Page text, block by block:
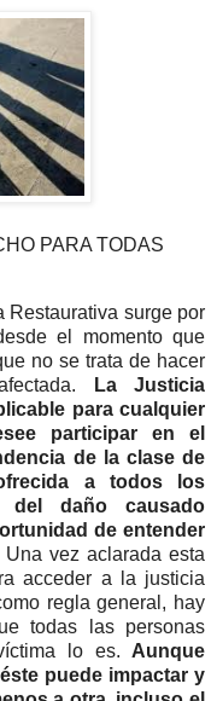
PARA TODAS
Restaurativa surge por
el momento que
no se trata de hacer
La Justicia
para cualquier
participar en el
de la clase de
a todos los
del daño causado
de entender
Una vez aclarada esta
acceder a la justicia
regla general, hay
todas las personas
lo es. Aunque
puede impactar y